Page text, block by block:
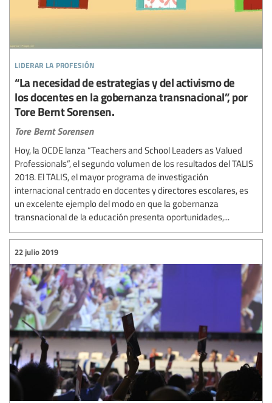
liderar la profesión
“La necesidad de estrategias y del activismo de
los docentes en la gobernanza transnacional”, por
Tore Bernt Sorensen.
Tore Bernt Sorensen
Hoy, la OCDE lanza “Teachers and School Leaders as Valued
Professionals”, el segundo volumen de los resultados del TALIS
2018. El TALIS, el mayor programa de investigación
internacional centrado en docentes y directores escolares, es
un excelente ejemplo del modo en que la gobernanza
transnacional de la educación presenta oportunidades,...
22 julio 2019